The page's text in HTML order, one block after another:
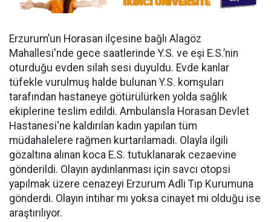
Erzurum’un Horasan ilçesine bağlı Alagöz
Mahallesi'nde gece saatlerinde Y.S. ve eşi E.S.’nin
oturduğu evden silah sesi duyuldu. Evde kanlar
tüfekle vurulmuş halde bulunan Y.S. komşuları
tarafından hastaneye götürülürken yolda sağlık
ekiplerine teslim edildi. Ambulansla Horasan Devlet
Hastanesi'ne kaldırılan kadın yapılan tüm
müdahalelere rağmen kurtarılamadı. Olayla ilgili
gözaltına alınan koca E.S. tutuklanarak cezaevine
gönderildi. Olayın aydınlanması için savcı otopsi
yapılmak üzere cenazeyi Erzurum Adli Tıp Kurumuna
gönderdi. Olayın intihar mı yoksa cinayet mi olduğu ise
araştırılıyor.